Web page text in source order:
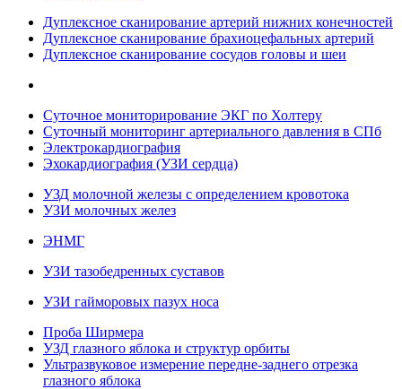
Дуплексное сканирование артерий нижних конечностей
Дуплексное сканирование брахиоцефальных артерий
Дуплексное сканирование сосудов головы и шеи
Суточное мониторирование ЭКГ по Холтеру
Суточный мониторинг артериального давления в СПб
Электрокардиография
Эхокардиография (УЗИ сердца)
УЗД молочной железы с определением кровотока
УЗИ молочных желез
ЭНМГ
УЗИ тазобедренных суставов
УЗИ гайморовых пазух носа
Проба Ширмера
УЗД глазного яблока и структур орбиты
Ультразвуковое измерение передне-заднего отрезка
глазного яблока